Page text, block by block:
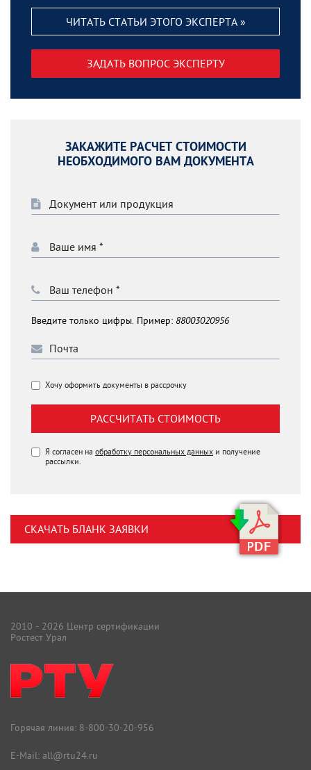
ЧИТАТЬ СТАТЬИ ЭТОГО ЭКСПЕРТА »
ЗАДАТЬ ВОПРОС ЭКСПЕРТУ
ЗАКАЖИТЕ РАСЧЕТ СТОИМОСТИ
НЕОБХОДИМОГО ВАМ ДОКУМЕНТА
Введите только цифры. Пример: 88003020956
Хочу оформить документы в рассрочку
РАССЧИТАТЬ СТОИМОСТЬ
Я согласен на обработку персональных данных и получение
рассылки.
СКАЧАТЬ БЛАНК ЗАЯВКИ
2010 - 2026 Центр сертификации
Ростест Урал
Горячая линия: 8-800-30-20-956
E-Mail: all@rtu24.ru